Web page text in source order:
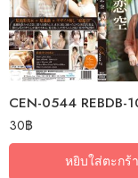
30฿
หยิบใส่ตะกร้า